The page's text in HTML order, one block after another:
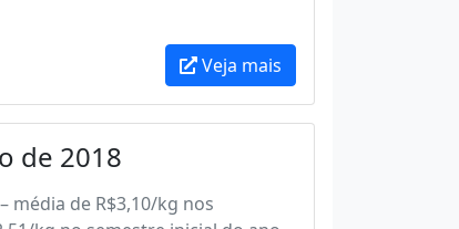
Veja mais
de 2018
média de R$3,10/kg nos